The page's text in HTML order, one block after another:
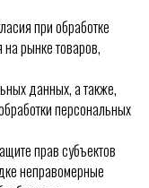
при обработке
рынке товаров,
данных, а также,
персональных
прав субъектов
неправомерные